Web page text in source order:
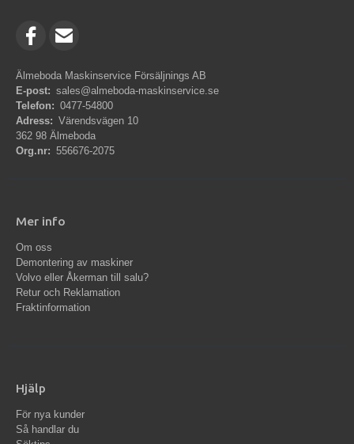
Älmeboda Maskinservice Försäljnings AB
E-post: sales@almeboda-maskinservice.se
Telefon: 0477-54800
Adress: Värendsvägen 10
362 98 Älmeboda
Org.nr: 556676-2075
Mer info
Om oss
Demontering av maskiner
Volvo eller Åkerman till salu?
Retur och Reklamation
Fraktinformation
Hjälp
För nya kunder
Så handlar du